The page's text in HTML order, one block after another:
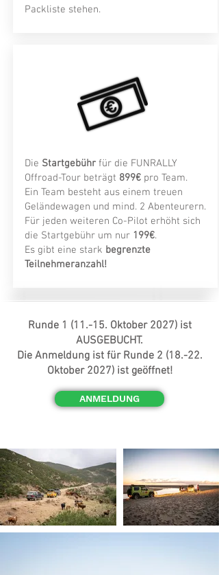
Packliste stehen.
Die Startgebührfür die FUNRALLY
Offroad-Tour beträgt 899€pro Team.
Ein Team besteht aus einem treuen
Geländewagen und mind. 2 Abenteurern.
Für jeden weiteren Co-Pilot erhöht sich
die Startgebühr um nur 199€.
Es gibt eine stark begrenzte
Teilnehmeranzahl!
Runde 1 (11.-15. Oktober 2027) ist
AUSGEBUCHT.
Die Anmeldung ist für Runde 2 (18.-22.
Oktober 2027) ist geöffnet!
ANMELDUNG